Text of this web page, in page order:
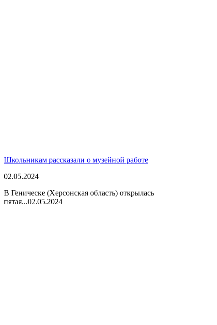
Школьникам рассказали о музейной работе
02.05.2024
В Геническе (Херсонская область) открылась
пятая...02.05.2024